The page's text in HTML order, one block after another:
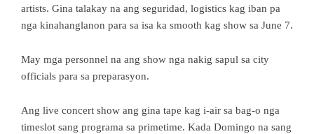
artists. Gina talakay na ang seguridad, logistics kag iban pa
nga kinahanglanon para sa isa ka smooth kag show sa June 7.
May mga personnel na ang show nga nakig sapul sa city
officials para sa preparasyon.
Ang live concert show ang gina tape kag i-air sa bag-o nga
timeslot sang programa sa primetime. Kada Domingo na sang